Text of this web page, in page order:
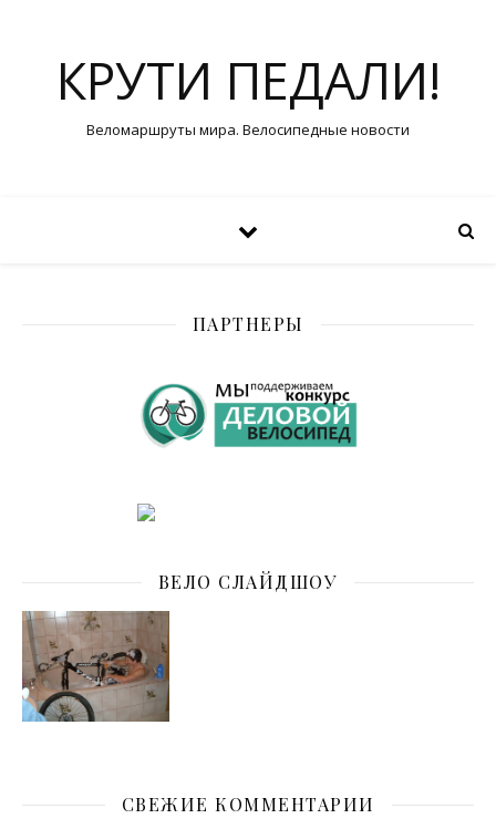
КРУТИ ПЕДАЛИ!
Веломаршруты мира. Велосипедные новости
ПАРТНЕРЫ
ВЕЛО СЛАЙДШОУ
СВЕЖИЕ КОММЕНТАРИИ